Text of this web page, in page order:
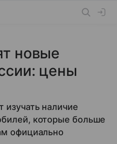
новые
цены
изучать наличие
которые больше
официально